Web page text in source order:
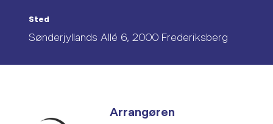
Sted
Sønderjyllands Allé 6, 2000 Frederiksberg
Arrangøren